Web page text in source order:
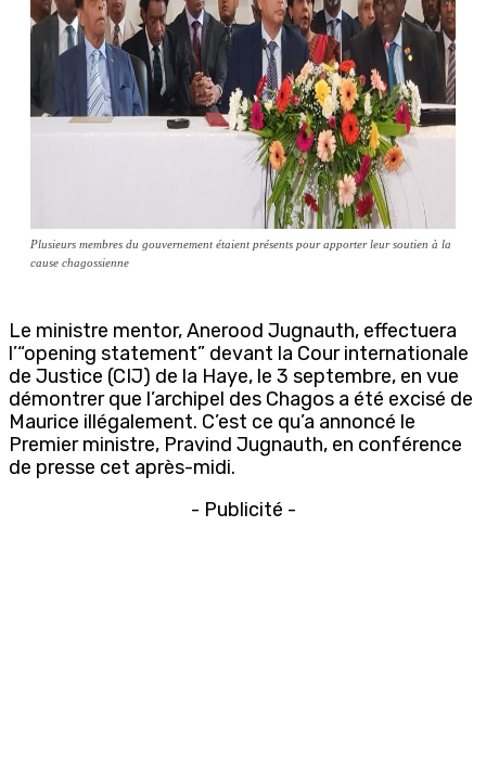
Plusieurs membres du gouvernement étaient présents pour apporter leur soutien à la
cause chagossienne
Le ministre mentor, Anerood Jugnauth, effectuera
l’“opening statement” devant la Cour internationale
de Justice (CIJ) de la Haye, le 3 septembre, en vue
démontrer que l’archipel des Chagos a été excisé de
Maurice illégalement. C’est ce qu’a annoncé le
Premier ministre, Pravind Jugnauth, en conférence
de presse cet après-midi.
- Publicité -